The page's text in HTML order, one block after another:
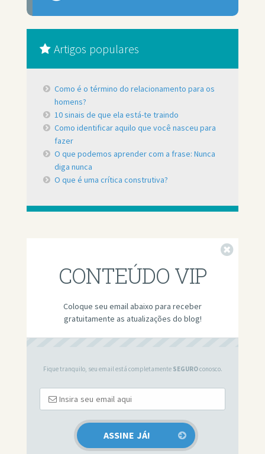
Artigos populares
Como é o término do relacionamento para os
homens?
10 sinais de que ela está-te traindo
Como identificar aquilo que você nasceu para
fazer
O que podemos aprender com a frase: Nunca
diga nunca
O que é uma crítica construtiva?
CONTEÚDO VIP
Coloque seu email abaixo para receber
gratuitamente as atualizações do blog!
Fique tranquilo, seu email está completamente SEGUROconosco.